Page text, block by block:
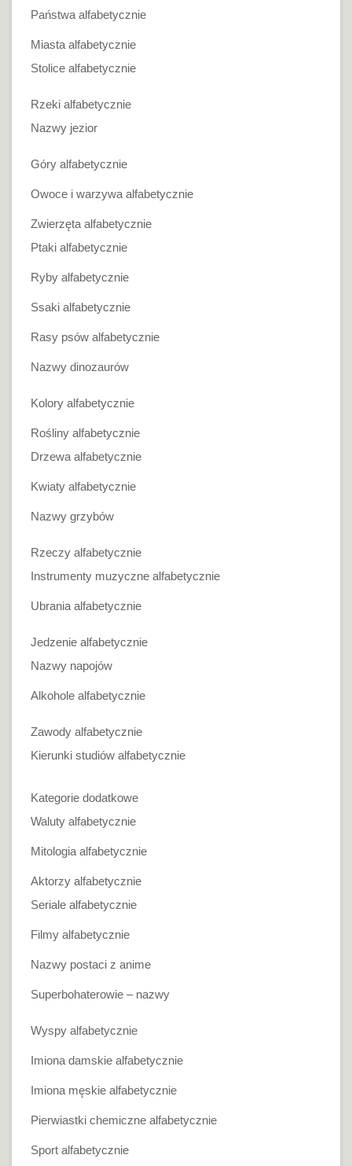
Państwa alfabetycznie
Miasta alfabetycznie
Stolice alfabetycznie
Rzeki alfabetycznie
Nazwy jezior
Góry alfabetycznie
Owoce i warzywa alfabetycznie
Zwierzęta alfabetycznie
Ptaki alfabetycznie
Ryby alfabetycznie
Ssaki alfabetycznie
Rasy psów alfabetycznie
Nazwy dinozaurów
Kolory alfabetycznie
Rośliny alfabetycznie
Drzewa alfabetycznie
Kwiaty alfabetycznie
Nazwy grzybów
Rzeczy alfabetycznie
Instrumenty muzyczne alfabetycznie
Ubrania alfabetycznie
Jedzenie alfabetycznie
Nazwy napojów
Alkohole alfabetycznie
Zawody alfabetycznie
Kierunki studiów alfabetycznie
Kategorie dodatkowe
Waluty alfabetycznie
Mitologia alfabetycznie
Aktorzy alfabetycznie
Seriale alfabetycznie
Filmy alfabetycznie
Nazwy postaci z anime
Superbohaterowie – nazwy
Wyspy alfabetycznie
Imiona damskie alfabetycznie
Imiona męskie alfabetycznie
Pierwiastki chemiczne alfabetycznie
Sport alfabetycznie